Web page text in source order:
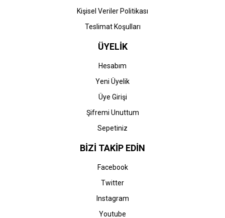
Kişisel Veriler Politikası
Teslimat Koşulları
ÜYELİK
Hesabım
Yeni Üyelik
Üye Girişi
Şifremi Unuttum
Sepetiniz
BİZİ TAKİP EDİN
Facebook
Twitter
Instagram
Youtube